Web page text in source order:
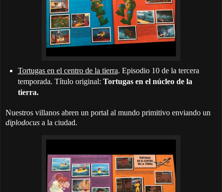
Tortugas en el centro de la tierra. Episodio 10 de la tercera
temporada. Título original: Tortugas en el núcleo de la
tierra.
Nuestros villanos abren un portal al mundo primitivo enviando un
diplodocus a la ciudad.